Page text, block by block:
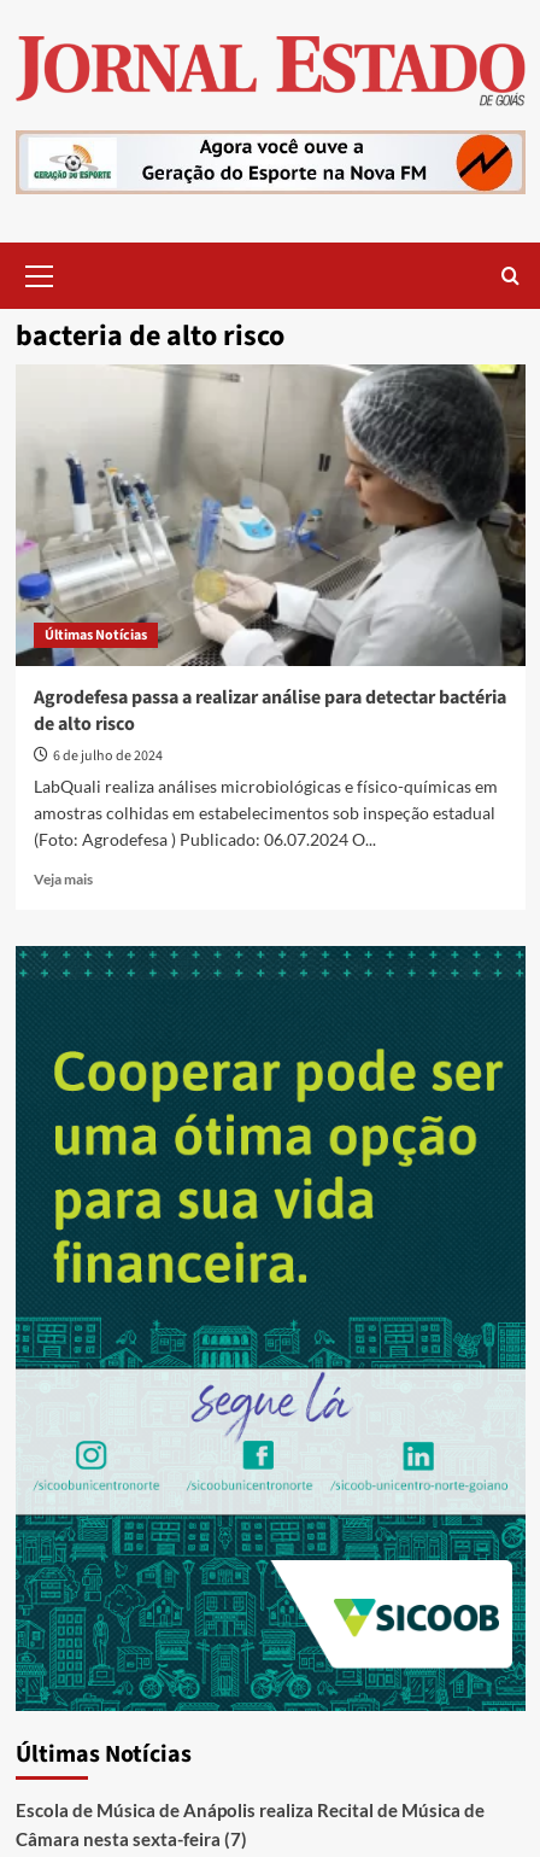
content
Menu
bacteria de alto risco
Últimas Notícias
Agrodefesa passa a realizar análise para detectar bactéria
de alto risco
6 de julho de 2024
LabQuali realiza análises microbiológicas e físico-químicas em
amostras colhidas em estabelecimentos sob inspeção estadual
(Foto: Agrodefesa ) Publicado: 06.07.2024 O...
Veja maisRead
Agrodefesa
passa
para
detectar
de
alto
Últimas Notícias
Escola de Música de Anápolis realiza Recital de Música de
Câmara nesta sexta-feira (7)